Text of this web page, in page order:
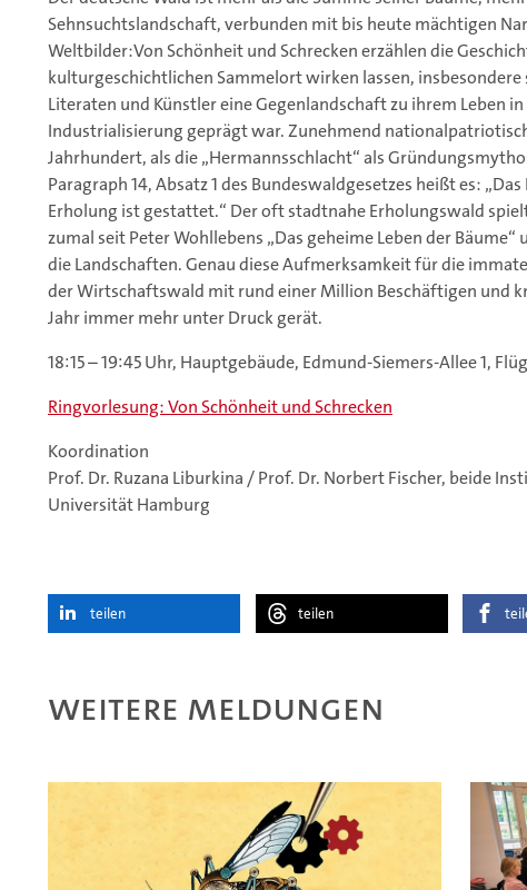
Sehnsuchtslandschaft, verbunden mit bis heute mächtigen
Weltbilder:Von Schönheit und Schrecken erzählen die
kulturgeschichtlichen Sammelort wirken lassen,
Literaten und Künstler eine Gegenlandschaft zu ihrem Leben
Industrialisierung geprägt war. Zunehmend
Jahrhundert, als die „Hermannsschlacht“ als
Paragraph 14, Absatz 1 des Bundeswaldgesetzes heißt es:
Erholung ist gestattet.“ Der oft stadtnahe Erholungswald
zumal seit Peter Wohllebens „Das geheime Leben der
die Landschaften. Genau diese Aufmerksamkeit für die
der Wirtschaftswald mit rund einer Million Beschäftigen und
Jahr immer mehr unter Druck gerät.
18:15 – 19:45 Uhr, Hauptgebäude, Edmund-Siemers-Allee 1,
Ringvorlesung: Von Schönheit und Schrecken
Koordination
Prof. Dr. Ruzana Liburkina / Prof. Dr. Norbert Fischer, beide
Universität Hamburg
teilen teilen
Weitere Meldungen